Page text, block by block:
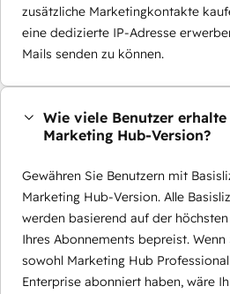
zusätzliche Marketingkontakte
eine dedizierte IP-Adresse
Mails senden zu können.
Wie viele Benutzer
Marketing Hub-Version?
Gewähren Sie Benutzern mit
Marketing Hub-Version. Alle
werden basierend auf der
Ihres Abonnements bepreist.
sowohl Marketing Hub
Enterprise abonniert haben, wäre